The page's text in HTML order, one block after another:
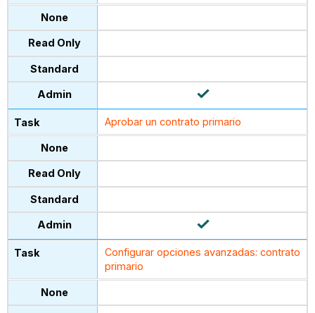
Aprobar un contrato primario
Configurar opciones avanzadas: contrato
primario